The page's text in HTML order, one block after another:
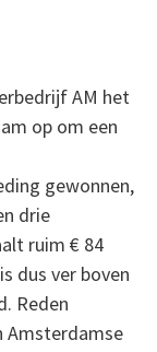
AM het
op om een
gewonnen,
drie
ruim € 84
dus ver boven
Reden
Amsterdamse